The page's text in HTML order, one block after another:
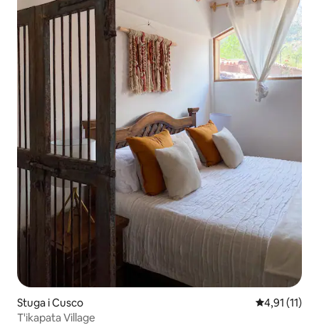
Stuga i Cusco 4,91 av 5 i
4,91 (11)
T'ikapata Village